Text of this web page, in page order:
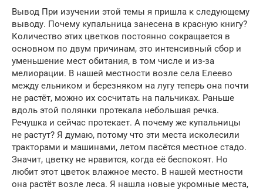
Вывод При изучении этой темы я пришла к следующему
выводу. Почему купальница занесена в красную книгу?
Количество этих цветков постоянно сокращается в
основном по двум причинам, это интенсивный сбор и
уменьшение мест обитания, в том числе и из-за
мелиорации. В нашей местности возле села Елеево
между ельником и березняком на лугу теперь она почти
не растёт, можно их сосчитать на пальчиках. Раньше
вдоль этой полянки протекала небольшая речка.
Речушка и сейчас протекает. А почему же купальницы
не растут? Я думаю, потому что эти места исколесили
тракторами и машинами, летом пасётся местное стадо.
Значит, цветку не нравится, когда её беспокоят. Но
любит этот цветок влажное место. В нашей местности
она растёт возле леса. Я нашла новые укромные места,